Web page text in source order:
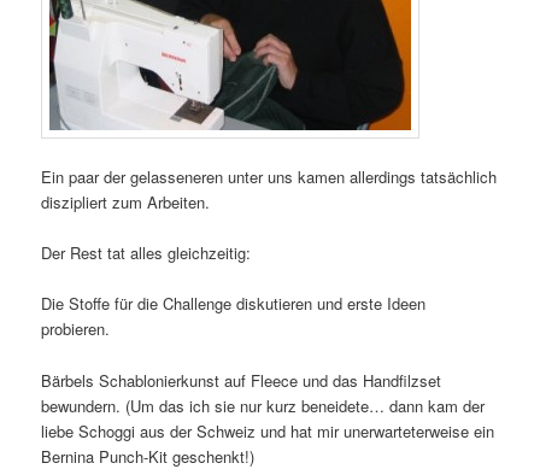
Ein paar der gelasseneren unter uns kamen allerdings tatsächlich
diszipliert zum Arbeiten.
Der Rest tat alles gleichzeitig:
Die Stoffe für die Challenge diskutieren und erste Ideen
probieren.
Bärbels Schablonierkunst auf Fleece und das Handfilzset
bewundern. (Um das ich sie nur kurz beneidete… dann kam der
liebe Schoggi aus der Schweiz und hat mir unerwarteterweise ein
Bernina Punch-Kit geschenkt!)